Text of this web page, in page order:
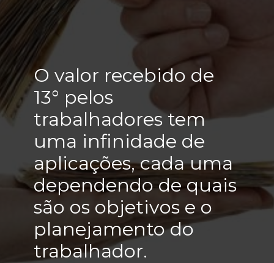
O valor recebido de
13° pelos
trabalhadores tem
uma infinidade de
aplicações, cada uma
dependendo de quais
são os objetivos e o
planejamento do
trabalhador.